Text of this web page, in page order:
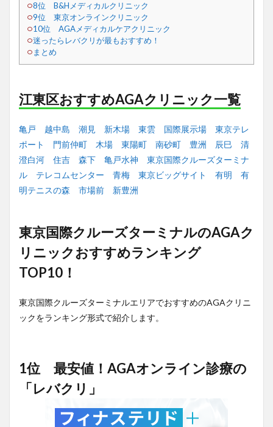
8位 B&Hメディカルクリニック
9位 東京オンラインクリニック
10位 AGAメディカルケアクリニック
迷ったらレバクリが最もおすすめ！
まとめ
江東区おすすめAGAクリニック一覧
亀戸 越中島 潮見 新木場 東雲 国際展示場
東京テレ
ポート
門前仲町 木場 東陽町 南砂町 豊洲 辰巳
清
澄白河
住吉 森下 亀戸水神
東京国際クルーズターミナ
ル
テレコムセンター 青梅 東京ビッグサイト 有明
有
明テニスの森
市場前 新豊洲
東京国際クルーズターミナルのAGAク
リニックおすすめランキング
TOP10！
東京国際クルーズターミナルエリアでおすすめのAGAクリニ
ックをランキング形式で紹介します。
1位 最安値！AGAオンライン診療の
「レバクリ」